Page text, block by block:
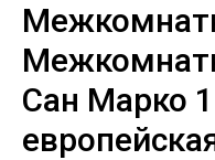
Сан Марко